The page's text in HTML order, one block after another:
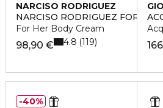
NARCISO RODRIGUEZ
NARCISO RODRIGUEZ FOR HER
For Her Body Cream
98,90 € 4.8 119
40%